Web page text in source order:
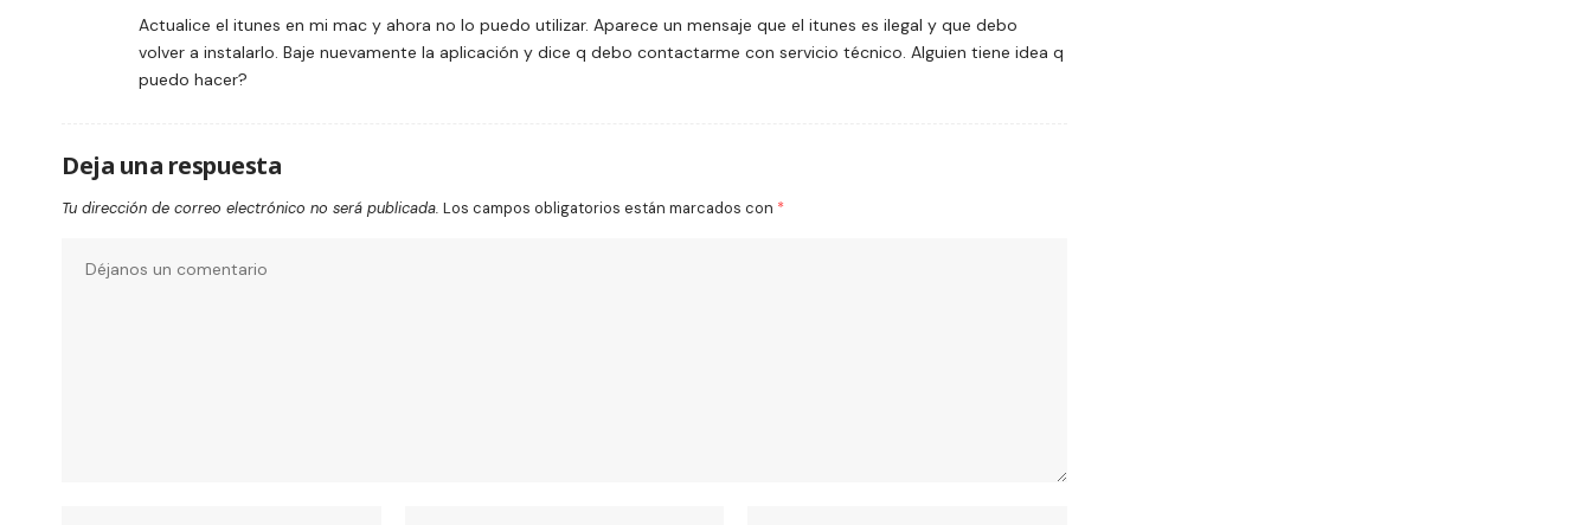
Actualice el itunes en mi mac y ahora no lo puedo utilizar. Aparece un mensaje que el itunes es ilegal y que debo
volver a instalarlo. Baje nuevamente la aplicación y dice q debo contactarme con servicio técnico. Alguien tiene idea q
puedo hacer?
Deja una respuesta
Tu dirección de correo electrónico no será publicada. Los campos obligatorios están marcados con *